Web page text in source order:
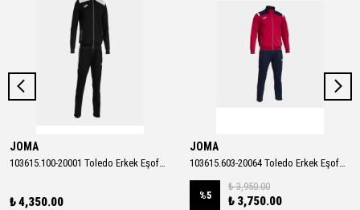
JOMA
103615.100-20001 Toledo Erkek Eşofman Takımı
₺ 4,350.00
JOMA
103615.603-20064 Toledo Erkek Eşofman Takımı
%5
₺ 3,950.00
₺ 3,750.00